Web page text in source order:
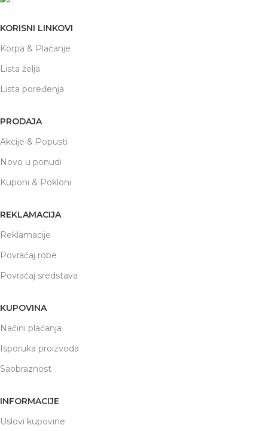
KORISNI LINKOVI
Korpa & Plaćanje
Lista želja
Lista poređenja
PRODAJA
Akcije & Popusti
Novo u ponudi
Kuponi & Pokloni
REKLAMACIJA
Reklamacije
Povraćaj robe
Povraćaj sredstava
KUPOVINA
Načini plaćanja
Isporuka proizvoda
Saobraznost
INFORMACIJE
Uslovi kupovine